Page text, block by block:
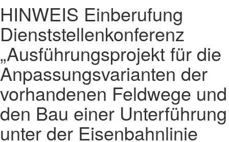
HINWEIS Einberufung
Dienststellenkonferenz
„Ausführungsprojekt für die
Anpassungsvarianten der
vorhandenen Feldwege und
den Bau einer Unterführung
unter der Eisenbahnlinie